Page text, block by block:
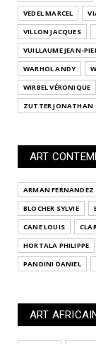
VEDEL MARCEL
VILLON JACQUES
VUILLAUME JEAN-
WARHOL ANDY
WIRBEL VÉRONIQUE
ZUTTER JONATHAN
ART
ARMAN FERNANDEZ
BLOCHER SYLVIE
CANE LOUIS
HORTALA PHILIPPE
PANDINI DANIEL
ART